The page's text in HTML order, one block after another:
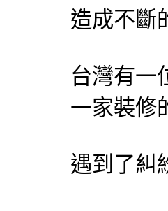
造成不斷
台灣有一
一家裝修
遇到了糾